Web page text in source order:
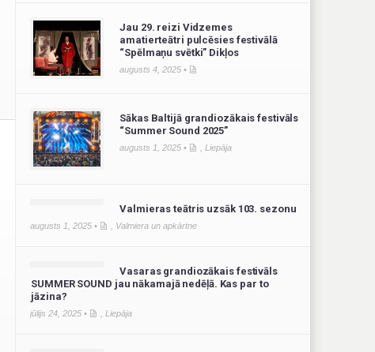
Jau 29. reizi Vidzemes
amatierteātri pulcēsies festivālā
“Spēlmaņu svētki” Dikļos
augusts 4, 2025 •
Sākas Baltijā grandiozākais festivāls
“Summer Sound 2025”
augusts 1, 2025 • ,Liepāja
Valmieras teātris uzsāk 103. sezonu
augusts 1, 2025 • Valmiera un apkārtne
Vasaras grandiozākais festivāls
SUMMER SOUND jau nākamajā nedēļā. Kas par to
jāzina?
jūlijs 24, 2025 • ,Liepāja